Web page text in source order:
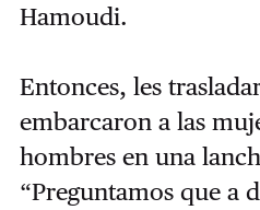
Hamoudi.
Entonces, les
embarcaron a las
hombres en una
“Preguntamos que a